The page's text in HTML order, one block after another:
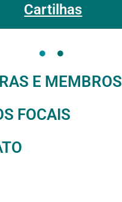
Cartilhas
E MEMBROS
FOCAIS